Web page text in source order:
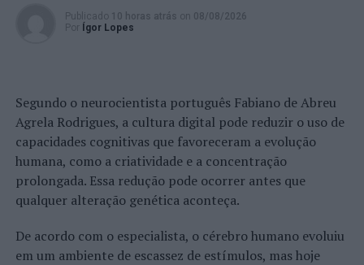
Publicado 10 horas atrás on 08/08/2026
Por
Ígor Lopes
Segundo o neurocientista português Fabiano de Abreu
Agrela Rodrigues, a cultura digital pode reduzir o uso de
capacidades cognitivas que favoreceram a evolução
humana, como a criatividade e a concentração
prolongada. Essa redução pode ocorrer antes que
qualquer alteração genética aconteça.
De acordo com o especialista, o cérebro humano evoluiu
em um ambiente de escassez de estímulos, mas hoje